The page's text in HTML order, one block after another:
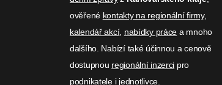
ověřené kontakty na regionální firmy,
kalendář akcí, nabídky práce a mnoho
dalšího. Nabízí také účinnou a cenově
dostupnou regionální inzerci pro
podnikatele i jednotlivce.